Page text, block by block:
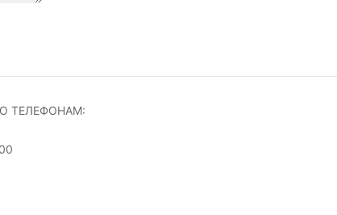
ТЕЛЕФОНАМ: